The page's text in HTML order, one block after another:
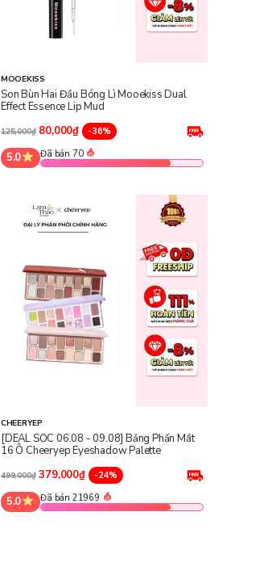
MOOEKISS
Son Bùn Hai Đầu Bóng Lì Mooekiss Dual
Effect Essence Lip Mud
125,000₫ 80,000₫ -36%
5.0 Đã bán 70
CHEERYEP
[DEAL SỐC 06.08 - 09.08] Bảng Phấn Mắt
16 Ô Cheeryep Eyeshadow Palette
499,000₫ 379,000₫ -24%
5.0 Đã bán 21969